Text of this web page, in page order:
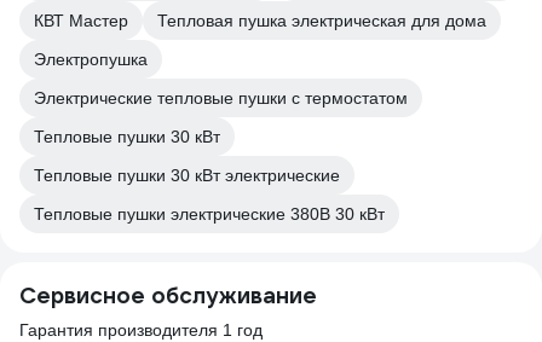
КВТ Мастер
Тепловая пушка электрическая для дома
Электропушка
Электрические тепловые пушки с термостатом
Тепловые пушки 30 кВт
Тепловые пушки 30 кВт электрические
Тепловые пушки электрические 380В 30 кВт
Сервисное обслуживание
Гарантия производителя 1 год